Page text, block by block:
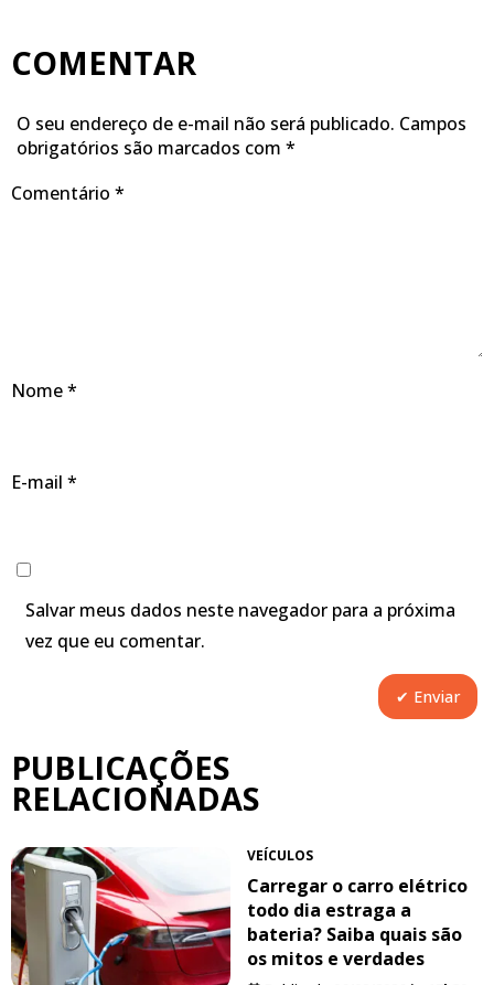
COMENTAR
O seu endereço de e-mail não será publicado. Campos
obrigatórios são marcados com *
Comentário *
Nome*
E-mail *
Salvar meus dados neste navegador para a próxima
vez que eu comentar.
PUBLICAÇÕES
RELACIONADAS
VEÍCULOS
Carregar o carro elétrico
todo dia estraga a
bateria? Saiba quais são
os mitos e verdades